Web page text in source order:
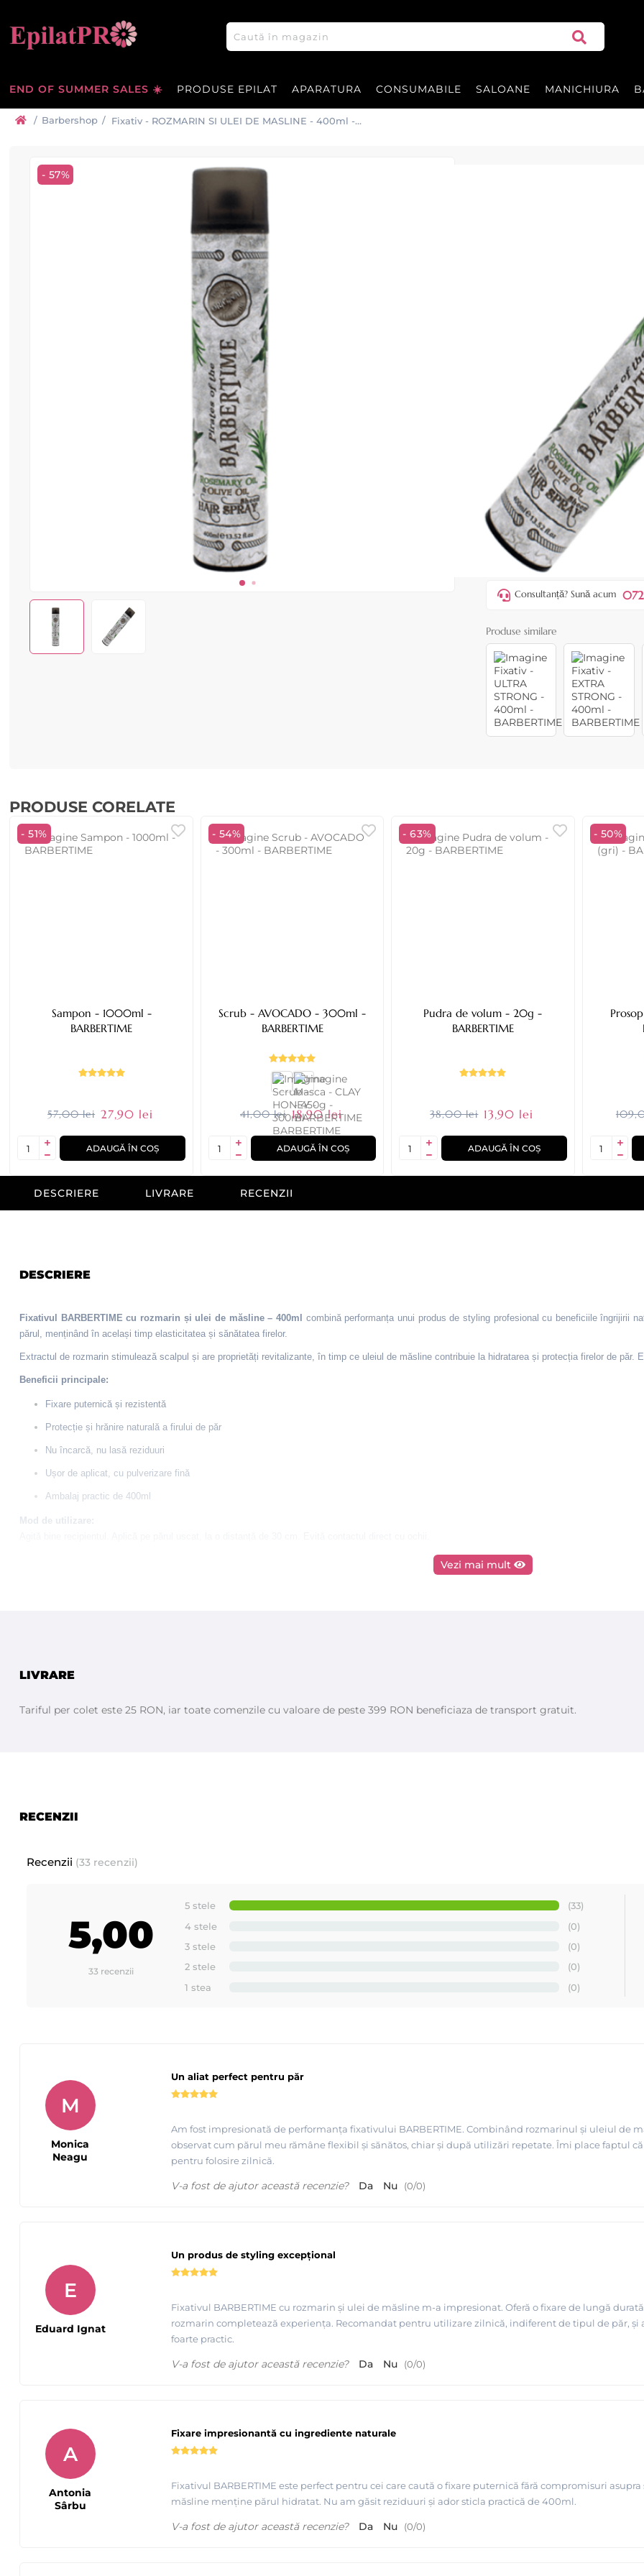
END OF SUMMER SALES ☀️ PRODUSE EPILAT APARATURA CONSUMABILE SALOANE MANICHIURA
/ Barbershop / Fixativ - ROZMARIN SI ULEI DE MASLINE - 400ml -
- 57%
Fixativ -
Fixativul BARBERTIME cu
naturală pentru păr, protejând
Adăugați
Preț: 18,90 lei
ADAUGĂ ÎN
Favorite
Acest produs vă aduce
Consultanță? Sună acum
Produse similare
PRODUSE CORELATE
- 51%
Sampon - 1000ml -
BARBERTIME
57,00 lei 27,90 lei
ADAUGĂ ÎN COȘ
- 54%
Scrub - AVOCADO - 300ml -
BARBERTIME
41,00 lei 18,90 lei
ADAUGĂ ÎN COȘ
- 63%
Pudra de volum - 20g -
BARBERTIME
38,00 lei 13,90 lei
ADAUGĂ ÎN COȘ
- 50%
DESCRIERE LIVRARE RECENZII
DESCRIERE
Fixativul BARBERTIME cu rozmarin și ulei de măsline – 400ml
combină performanța unui produs de styling profesional cu beneficiile îngrijirii
părul, menținând în același timp elasticitatea și sănătatea firelor.
Extractul de rozmarin stimulează scalpul și are proprietăți revitalizante, în timp ce uleiul de măsline contribuie la hidratarea și protecția firelor de păr.
Beneficii principale:
Fixare puternică și rezistentă
Protecție și hrănire naturală a firului de păr
Nu încarcă, nu lasă reziduuri
Ușor de aplicat, cu pulverizare fină
Ambalaj practic de 400ml
Mod de utilizare:
Propane, Paraffinum Liquidum, Butane, Isobutane, Isopropyl Myristate, Peg-12 Dimethicone, Parfum, Tocopheryl Acetate, Aqua, Aloe
Vezi mai mult
LIVRARE
Tariful per colet este 25 RON, iar toate comenzile cu valoare de peste 399 RON beneficiaza de transport gratuit.
RECENZII
Recenzii (33 recenzii)
5,00
33 recenzii
5 stele
(33)
4 stele
(0)
3 stele
(0)
2 stele
(0)
1 stea
(0)
Un aliat perfect pentru păr
Am fost impresionată de performanța fixativului BARBERTIME. Combinând rozmarinul și uleiul de
observat cum părul meu rămâne flexibil și sănătos, chiar și după utilizări repetate. Îmi place faptul
pentru folosire zilnică.
M
Monica
Neagu
V-a fost de ajutor această recenzie? Da Nu (0/0)
Un produs de styling excepțional
Fixativul BARBERTIME cu rozmarin și ulei de măsline m-a impresionat. Oferă o fixare de lungă
rozmarin completează experiența. Recomandat pentru utilizare zilnică, indiferent de tipul de păr,
foarte practic.
E
Eduard Ignat
V-a fost de ajutor această recenzie? Da Nu (0/0)
Fixare impresionantă cu ingrediente naturale
Fixativul BARBERTIME este perfect pentru cei care caută o fixare puternică fără compromisuri
măsline menține părul hidratat. Nu am găsit reziduuri și ador sticla practică de 400ml.
A
Antonia
Sârbu
V-a fost de ajutor această recenzie?
Da Nu (0/0)